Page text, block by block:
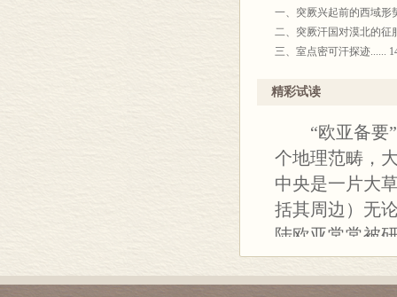
期至唐朝初年
一、突厥兴起前的西域形
二、突厥汗国对漠北的征
三、室点密可汗探迹......
五、突厥汗国的内乱与分
第二章 突厥汗国对西域
一、《隋书•西突厥传》
二、阿波系突厥的崩溃
三、突厥统治下的西域
四、突厥与西域诸国的联
五、突厥与丝绸之路......
一、突厥与周、齐关系溯
精彩试读
“欧亚备要”
个地理范畴，
中央是一片大
括其周边）无
陆欧亚常常被
尽管司马迁的
陆欧亚历史文